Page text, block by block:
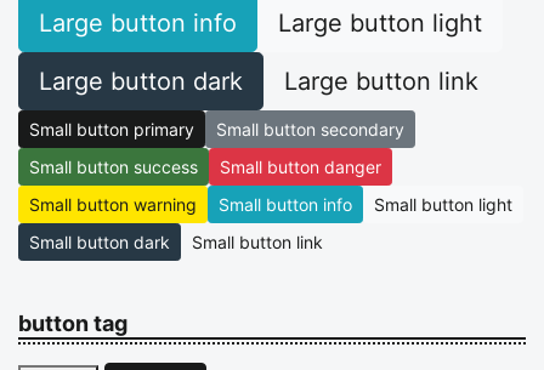
Large button info
Large button light
Large button dark
Large button link
Small button primary
Small button secondary
Small button success
Small button danger
Small button warning
Small button info
Small button light
Small button dark
Small button link
button tag